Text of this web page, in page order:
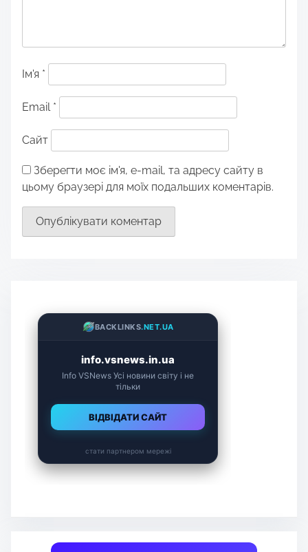
Ім'я *
Email *
Сайт
Зберегти моє ім'я, e-mail, та адресу сайту в
цьому браузері для моїх подальших коментарів.